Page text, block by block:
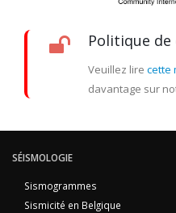
Politique de
Veuillez lire cette
davantage sur
SÉISMOLOGIE
Sismogrammes
Sismicité en Belgique